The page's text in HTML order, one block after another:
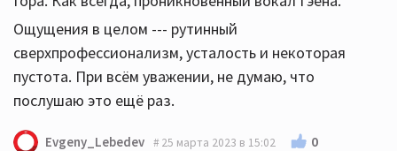
Ощущения в целом --- рутинный
сверхпрофессионализм, усталость и некоторая
пустота. При всём уважении, не думаю, что
послушаю это ещё раз.
Evgeny_Lebedev 25 марта 2023 в 15:02 0